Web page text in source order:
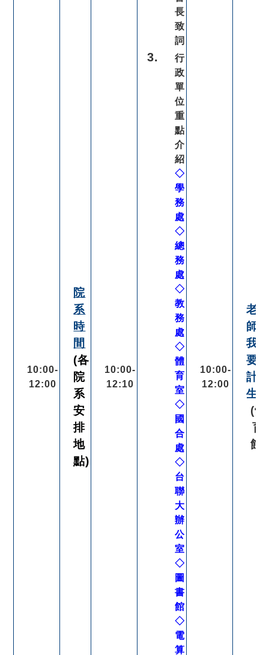
10:00-
12:00
院
系
時
間
(各
院
系
安
排
地
點)
10:00-
12:10
長
致
詞
行
政
單
位
重
點
介
紹
◇
學
務
處
◇
總
務
處
◇
教
務
處
◇
體
育
室
◇
國
合
處
◇
台
聯
大
辦
公
室
◇
圖
書
館
◇
電
算
10:00-
12:00
老
師
我
要
計
生
(體
育
館)